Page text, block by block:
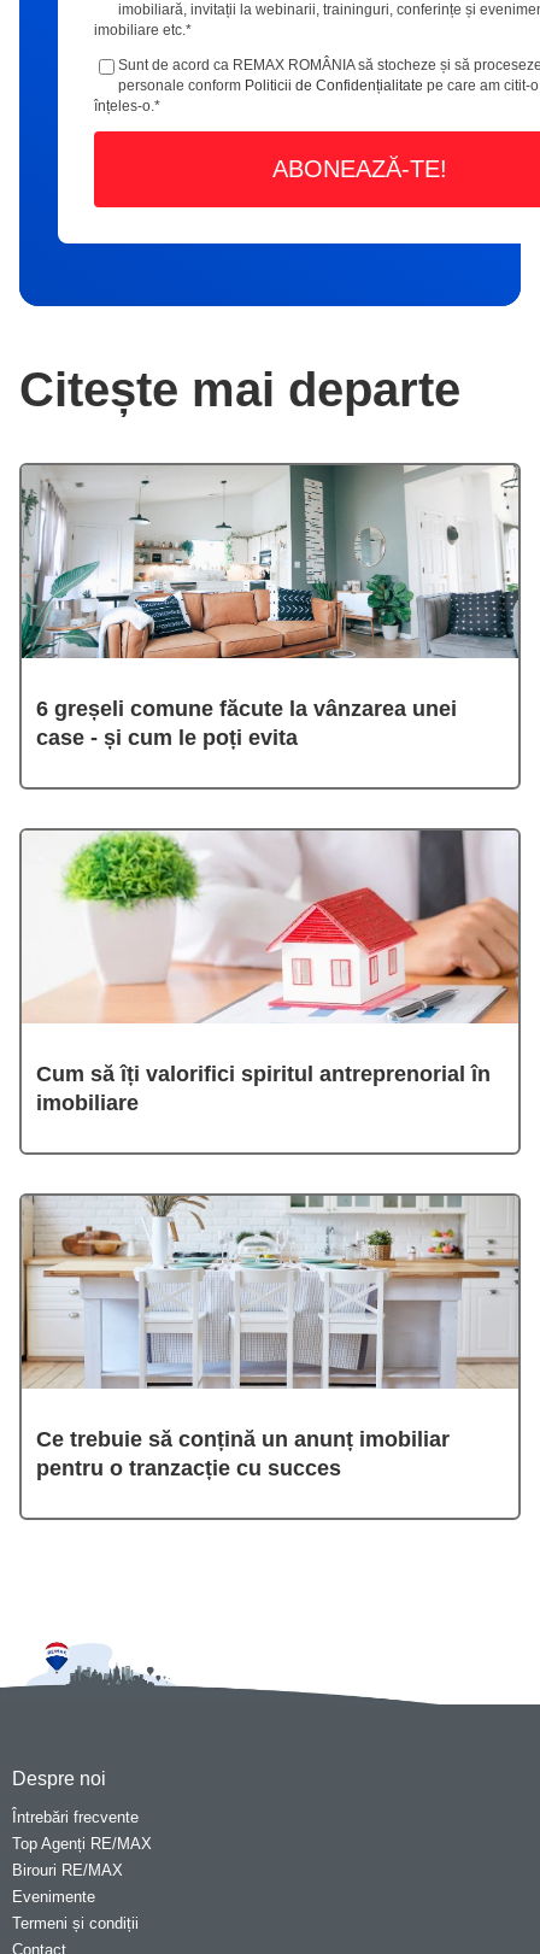
imobiliară, invitații la webinarii, traininguri, conferințe și
imobiliare etc.*
Sunt de acord ca REMAX ROMÂNIA să stocheze și să
personale conform Politicii de Confidențialitate pe care am citit-
înțeles-o.*
Citește mai departe
6 greșeli comune făcute la vânzarea unei
case - și cum le poți evita
Cum să îți valorifici spiritul antreprenorial în
imobiliare
Ce trebuie să conțină un anunț imobiliar
pentru o tranzacție cu succes
Despre noi
Întrebări frecvente
Top Agenți RE/MAX
Birouri RE/MAX
Evenimente
Termeni și condiții
Contact